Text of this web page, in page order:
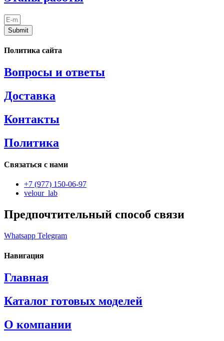
Submit
Политика сайта
Вопросы и ответы
Доставка
Контакты
Политика
Связаться с нами
+7 (977) 150-06-97
velour_lab
Предпочтительный способ связи
Whatsapp Telegram
Навигация
Главная
Каталог готовых моделей
О компании